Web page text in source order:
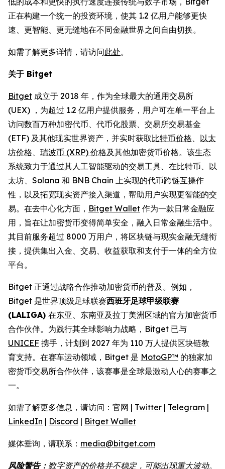
正在构建一个统一的投资环境，使其 1.2 亿用户能够更快
速、更智能、更无缝地在不同金融世界之间自由切换。
如需了解更多详情，请访问此处。
关于 Bitget
Bitget 成立于 2018 年，作为全球最大的通用交易所
(UEX) ，为超过 1.2 亿用户提供服务，用户可在单一平台上
访问数百万种加密代币、代币化股票、交易所交易基金
(ETF) 及其他现实世界资产，并实时获取 比特币价格、 以太
坊价格、 瑞波币 (XRP) 价格及其他加密货币价格。该生态
系统致力于通过其人工智能驱动的交易工具、在比特币、以
太坊、Solana 和 BNB Chain 上实现的代币跨链互操作
性，以及拓宽现实资产接入渠道，帮助用户实现更智能的交
易。在去中心化方面， Bitget Wallet 作为一款日常金融应
用，旨在让加密货币变得简单安全，融入日常金融生活中。
其目前服务超过 8000 万用户，将区块链与现实金融无缝衔
接，提供集出入金、交易、收益获取和支付于一体的全方位
平台。
Bitget 正通过战略合作推动加密货币的普及。例如，
Bitget 是世界顶级足球联赛西班牙足球甲级联赛
(LALIGA) 在东亚、东南亚及拉丁美洲区域的官方加密货币
合作伙伴。为践行其全球影响力战略，Bitget 已与
UNICEF 携手，计划到 2027 年为 110 万人提供区块链教
育支持。在赛车运动领域，Bitget 是 MotoGP™ 的独家加
密货币交易所合作伙伴，该赛事是全球最激动人心的赛事之
一。
如需了解更多信息，请访问： 官网 | Twitter | Telegram |
LinkedIn | Discord | Bitget Wallet
媒体垂询，请联系： media@bitget.com
风险警告： 数字资产的价格并不稳定，可能出现重大波动。